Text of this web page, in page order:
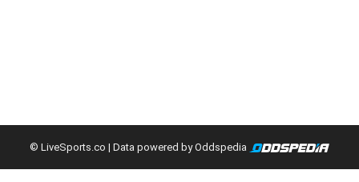
© LiveSports.co | Data powered by Oddspedia